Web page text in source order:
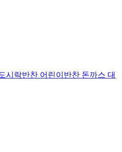
시락반찬 어린이반찬 돈까스 대